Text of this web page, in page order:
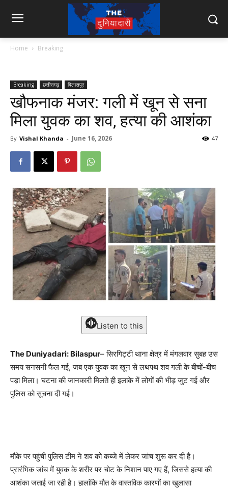
Home Breaking
Breaking छत्तीसगढ़ बिलासपुर
खौफनाक मंजर: गली में खून से सना
मिला युवक का शव, हत्या की आशंका
By Vishal Khanda - June 16, 2026 47
Listen to this
The Duniyadari: Bilaspur– सिरगिट्टी थाना क्षेत्र में मंगलवार सुबह उस
समय सनसनी फैल गई, जब एक युवक का खून से लथपथ शव गली के बीचों-बीच
पड़ा मिला। घटना की जानकारी मिलते ही इलाके में लोगों की भीड़ जुट गई और
पुलिस को सूचना दी गई।
मौके पर पहुंची पुलिस टीम ने शव को कब्जे में लेकर जांच शुरू कर दी है।
प्रारंभिक जांच में युवक के शरीर पर चोट के निशान पाए गए हैं, जिससे हत्या की
आशंका जताई जा रही है। हालांकि मौत के वास्तविक कारणों का खुलासा